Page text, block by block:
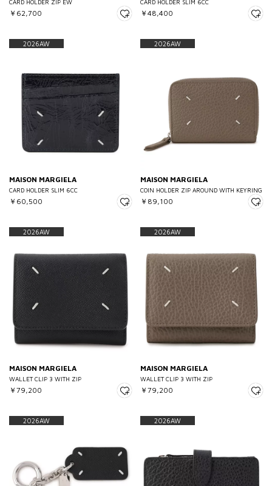
CARD HOLDER ZIP EW
￥62,700
CARD HOLDER SLIM 6CC
￥48,400
2026AW
MAISON MARGIELA
CARD HOLDER SLIM 6CC
￥60,500
2026AW
MAISON MARGIELA
COIN HOLDER ZIP AROUND WITH KEYRING
￥89,100
2026AW
MAISON MARGIELA
WALLET CLIP 3 WITH ZIP
￥79,200
2026AW
MAISON MARGIELA
WALLET CLIP 3 WITH ZIP
￥79,200
2026AW 2026AW